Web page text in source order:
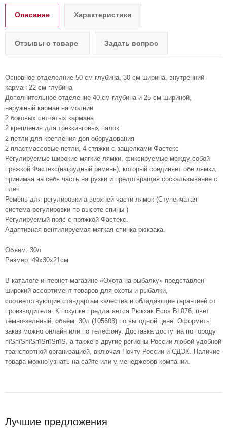
Описание Характеристики
Отзывы о товаре Задать вопрос
Основное отделелние 50 см глубина, 30 см ширина, внутренний
карман 22 см глубина
Дополнительное отделение 40 см глубина и 25 см шириной,
наружный карман на молнии
2 боковых сетчатых кармана
2 крепления для треккинговых палок
2 петли для крепления доп оборудования
2 пластмассовые петли, 4 стяжки с защелками Фастекс
Регулируемые широкие мягкие лямки, фиксируемые между собой
пряжкой Фастекс(нагрудный ремень), который соединяет обе лямки,
принимая на себя часть нагрузки и предотвращая соскальзывание с
плеч
Ремень для регулировки а верхней части лямок (Ступенчатая
система регулировки по высоте спины )
Регулируемый пояс с пряжкой Фастекс.
Адаптивная вентилируемая мягкая спинка рюкзака.
Объём: 30л
Размер: 49х30х21см
В каталоге интернет-магазине «Охота на рыбалку» представлен
широкий ассортимент товаров для охоты и рыбалки,
соответствующие стандартам качества и обладающие гарантией от
производителя. К покупке предлагается Рюкзак Ecos BL076, цвет:
тёмно-зелёный, объём: 30л (105603) по выгодной цене. Оформить
заказ можно онлайн или по телефону. Доставка доступна по городу
пїЅпїЅпїЅпїЅпїЅпїЅ, а также в другие регионы России любой удобной
транспортной организацией, включая Почту России и СДЭК. Наличие
товара можно узнать на сайте или у менеджеров компании.
Лучшие предложения